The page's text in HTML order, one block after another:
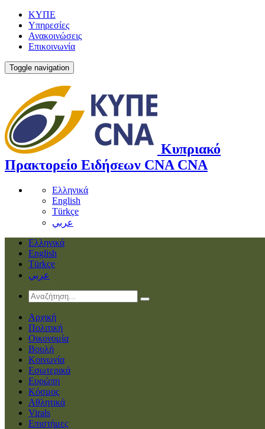
ΚΥΠΕ
Υπηρεσίες
Ανακοινώσεις
Επικοινωνία
Toggle navigation
Κυπριακό
Πρακτορείο Ειδήσεων CNA CNA
Ελληνικά
English
Türkçe
عربي
Ελληνικά
English
Türkçe
عربي
Αρχική
Πολιτική
Οικονομία
Βουλή
Κοινωνία
Εσωτερικά
Ευρώπη
Κόσμος
Αθλητικά
Virals
Επιστήμες